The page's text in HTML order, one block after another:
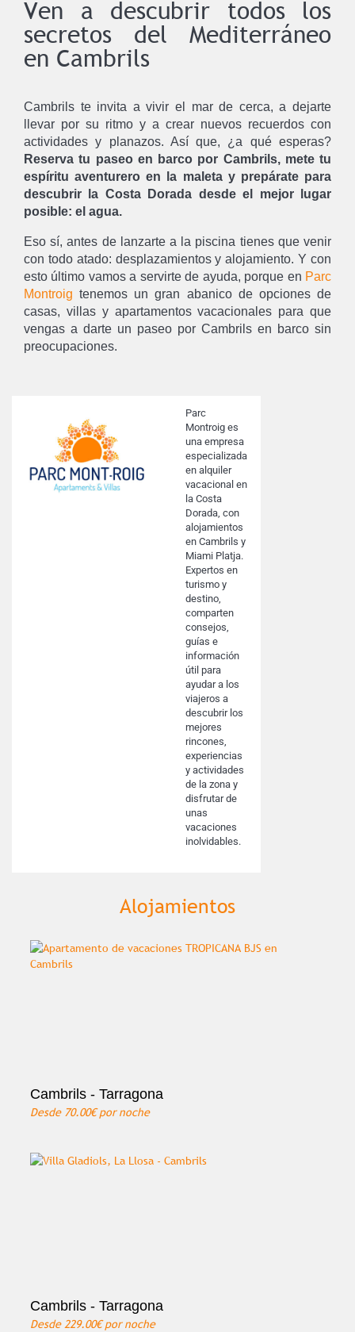
Ven a descubrir todos los
secretos del Mediterráneo
en Cambrils
Cambrils te invita a vivir el mar de cerca, a dejarte
llevar por su ritmo y a crear nuevos recuerdos con
actividades y planazos. Así que, ¿a qué esperas?
Reserva tu paseo en barco por Cambrils, mete tu
espíritu aventurero en la maleta y prepárate para
descubrir la Costa Dorada desde el mejor lugar
posible: el agua.
Eso sí, antes de lanzarte a la piscina tienes que venir
con todo atado: desplazamientos y alojamiento. Y con
esto último vamos a servirte de ayuda, porque en Parc
Montroig tenemos un gran abanico de opciones de
casas, villas y apartamentos vacacionales para que
vengas a darte un paseo por Cambrils en barco sin
preocupaciones.
Parc
Montroig es
una empresa
especializada
en alquiler
vacacional en
la Costa
Dorada, con
alojamientos
en Cambrils y
Miami Platja.
Expertos en
turismo y
destino,
comparten
consejos,
guías e
información
útil para
ayudar a los
viajeros a
descubrir los
mejores
rincones,
experiencias
y actividades
de la zona y
disfrutar de
unas
vacaciones
inolvidables.
Alojamientos
Cambrils - Tarragona
Desde 70.00€por noche
Cambrils - Tarragona
Desde229.00€por noche